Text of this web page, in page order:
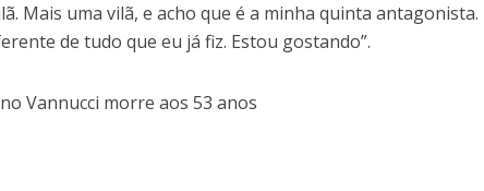
Mais uma vilã, e acho que é a minha quinta antagonista.
de tudo que eu já fiz. Estou gostando”.
Vannucci morre aos 53 anos